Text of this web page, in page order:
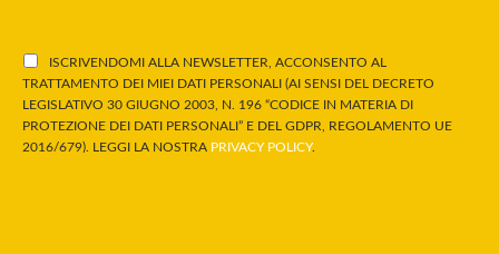
ISCRIVENDOMI ALLA NEWSLETTER, ACCONSENTO AL
TRATTAMENTO DEI MIEI DATI PERSONALI (AI SENSI DEL DECRETO
LEGISLATIVO 30 GIUGNO 2003, N. 196 “CODICE IN MATERIA DI
PROTEZIONE DEI DATI PERSONALI” E DEL GDPR, REGOLAMENTO UE
2016/679). LEGGI LA NOSTRA PRIVACY POLICY.